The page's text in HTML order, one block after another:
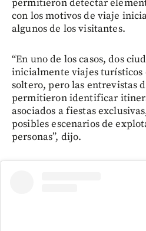
permitieron detectar
con los motivos de viaje
algunos de los visitantes.
“En uno de los casos, dos
inicialmente viajes turísticos
soltero, pero las entrevistas
permitieron identificar
asociados a fiestas
posibles escenarios de
personas”, dijo.